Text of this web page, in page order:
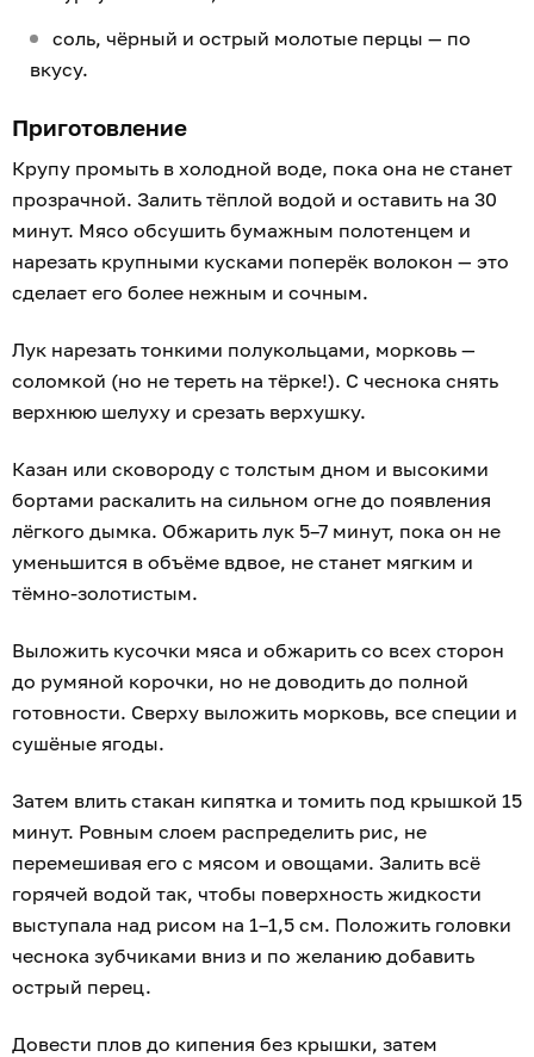
соль, чёрный и острый молотые перцы — по
вкусу.
Приготовление
Крупу промыть в холодной воде, пока она не станет
прозрачной. Залить тёплой водой и оставить на 30
минут. Мясо обсушить бумажным полотенцем и
нарезать крупными кусками поперёк волокон — это
сделает его более нежным и сочным.
Лук нарезать тонкими полукольцами, морковь —
соломкой (но не тереть на тёрке!). С чеснока снять
верхнюю шелуху и срезать верхушку.
Казан или сковороду с толстым дном и высокими
бортами раскалить на сильном огне до появления
лёгкого дымка. Обжарить лук 5–7 минут, пока он не
уменьшится в объёме вдвое, не станет мягким и
тёмно-золотистым.
Выложить кусочки мяса и обжарить со всех сторон
до румяной корочки, но не доводить до полной
готовности. Сверху выложить морковь, все специи и
сушёные ягоды.
Затем влить стакан кипятка и томить под крышкой 15
минут. Ровным слоем распределить рис, не
перемешивая его с мясом и овощами. Залить всё
горячей водой так, чтобы поверхность жидкости
выступала над рисом на 1–1,5 см. Положить головки
чеснока зубчиками вниз и по желанию добавить
острый перец.
Довести плов до кипения без крышки, затем